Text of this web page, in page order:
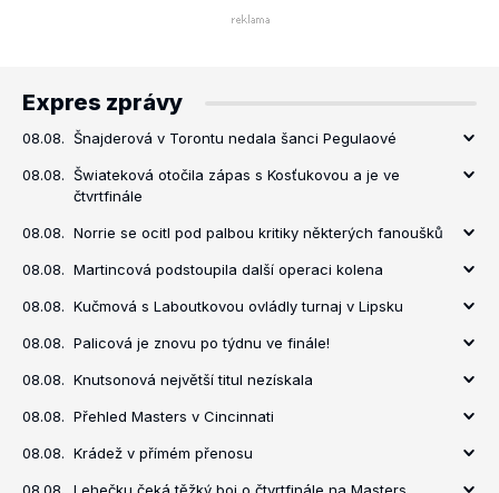
Expres zprávy
08.08. Šnajderová v Torontu nedala šanci Pegulaové
08.08. Šwiateková otočila zápas s Kosťukovou a je ve
čtvrtfinále
08.08. Norrie se ocitl pod palbou kritiky některých fanoušků
08.08. Martincová podstoupila další operaci kolena
08.08. Kučmová s Laboutkovou ovládly turnaj v Lipsku
08.08. Palicová je znovu po týdnu ve finále!
08.08. Knutsonová největší titul nezískala
08.08. Přehled Masters v Cincinnati
08.08. Krádež v přímém přenosu